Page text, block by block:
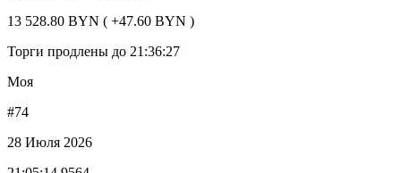
13 528.80 BYN ( +47.60 BYN )
Торги продлены до 21:36:27
Моя
#74
28 Июля 2026